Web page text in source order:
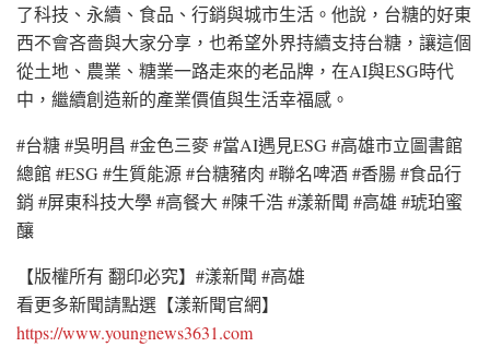
了科技、永續、食品、行銷與城市生活。他說，台糖的好東
西不會吝嗇與大家分享，也希望外界持續支持台糖，讓這個
從土地、農業、糖業一路走來的老品牌，在AI與ESG時代
中，繼續創造新的產業價值與生活幸福感。
#台糖 #吳明昌 #金色三麥 #當AI遇見ESG #高雄市立圖書館
總館 #ESG #生質能源 #台糖豬肉 #聯名啤酒 #香腸 #食品行
銷 #屏東科技大學 #高餐大 #陳千浩 #漾新聞 #高雄 #琥珀蜜
釀
【版權所有 翻印必究】#漾新聞 #高雄
看更多新聞請點選【漾新聞官網】
https://www.youngnews3631.com